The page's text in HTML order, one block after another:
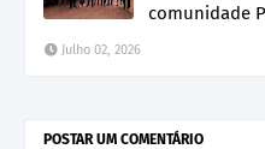
comunidade
Julho 02, 2026
POSTAR UM COMENTÁRIO